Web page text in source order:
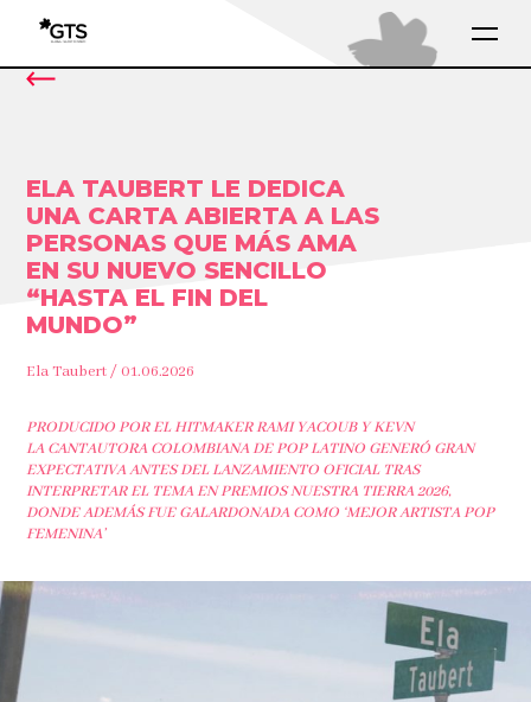
ELA TAUBERT LE DEDICA
UNA CARTA ABIERTA A LAS
PERSONAS QUE MÁS AMA
EN SU NUEVO SENCILLO
“HASTA EL FIN DEL
MUNDO”
Ela Taubert / 01.06.2026
PRODUCIDO POR EL HITMAKER RAMI YACOUB Y KEVN
LA CANTAUTORA COLOMBIANA DE POP LATINO GENERÓ GRAN
EXPECTATIVA ANTES DEL LANZAMIENTO OFICIAL TRAS
INTERPRETAR EL TEMA EN PREMIOS NUESTRA TIERRA 2026,
DONDE ADEMÁS FUE GALARDONADA COMO ‘MEJOR ARTISTA POP
FEMENINA’